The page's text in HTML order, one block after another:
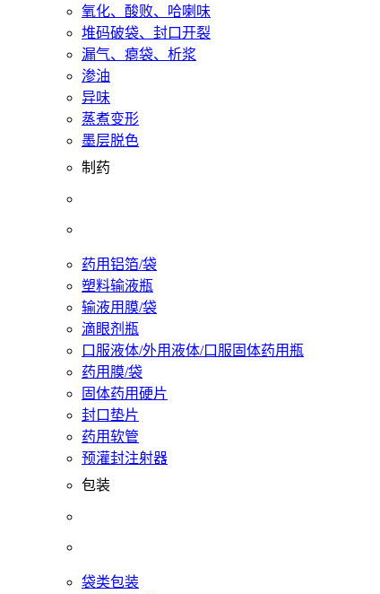
氧化、酸败、哈喇味
堆码破袋、封口开裂
漏气、瘪袋、析浆
渗油
异味
蒸煮变形
墨层脱色
制药
药用铝箔/袋
塑料输液瓶
输液用膜/袋
滴眼剂瓶
口服液体/外用液体/口服固体药用瓶
药用膜/袋
固体药用硬片
封口垫片
药用软管
预灌封注射器
包装
袋类包装